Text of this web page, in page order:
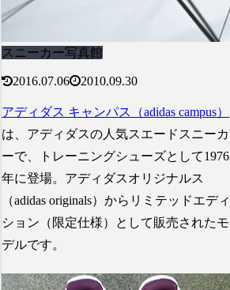
スニーカー写真館
2016.07.06 2010.09.30
アディダス キャンパス（adidas campus）
は、アディダスの人気スエードスニーカ
ーで、トレーニングシューズとして1976
年に登場。アディダスオリジナルス
（adidas originals）からリミテッドエディ
ション（限定仕様）として販売されたモ
デルです。